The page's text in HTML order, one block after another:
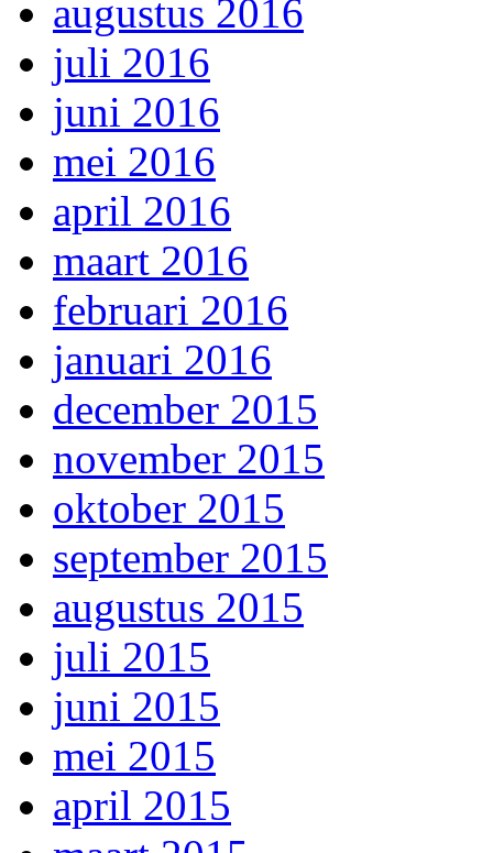
augustus 2016
juli 2016
juni 2016
mei 2016
april 2016
maart 2016
februari 2016
januari 2016
december 2015
november 2015
oktober 2015
september 2015
augustus 2015
juli 2015
juni 2015
mei 2015
april 2015